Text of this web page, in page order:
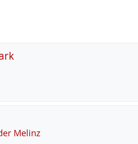
Me­linz